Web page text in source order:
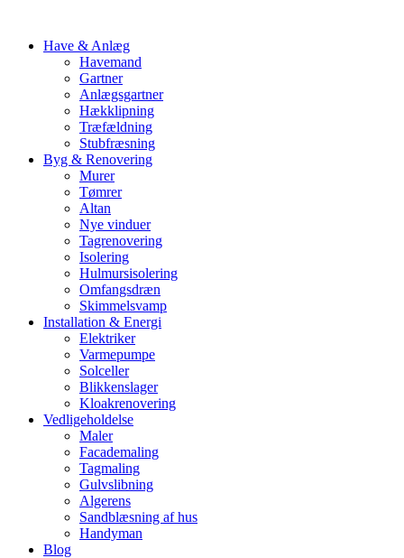
Have & Anlæg
Havemand
Gartner
Anlægsgartner
Hækklipning
Træfældning
Stubfræsning
Byg & Renovering
Murer
Tømrer
Altan
Nye vinduer
Tagrenovering
Isolering
Hulmursisolering
Omfangsdræn
Skimmelsvamp
Installation & Energi
Elektriker
Varmepumpe
Solceller
Blikkenslager
Kloakrenovering
Vedligeholdelse
Maler
Facademaling
Tagmaling
Gulvslibning
Algerens
Sandblæsning af hus
Handyman
Blog